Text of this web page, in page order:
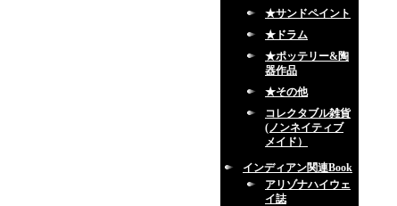
★サンドペイント
★ドラム
★ポッテリー&陶
器作品
★その他
コレクタブル雑貨
(ノンネイティブ
メイド）
インディアン関連Book
アリゾナハイウェ
イ誌